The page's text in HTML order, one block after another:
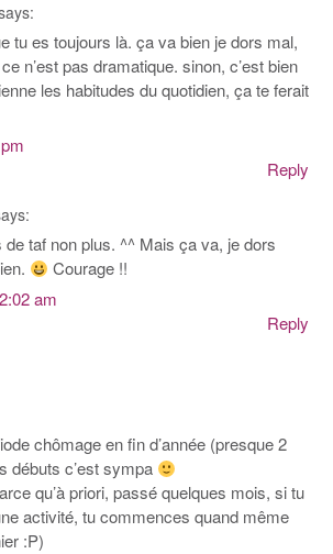
tu es toujours là. ça va bien je dors mal,
n’est pas dramatique. sinon, c’est bien
les habitudes du quotidien, ça te ferait
Reply
de taf non plus. ^^ Mais ça va, je dors
Courage !!
am
Reply
chômage en fin d’année (presque 2
débuts c’est sympa
qu’à priori, passé quelques mois, si tu
activité, tu commences quand même
:P)